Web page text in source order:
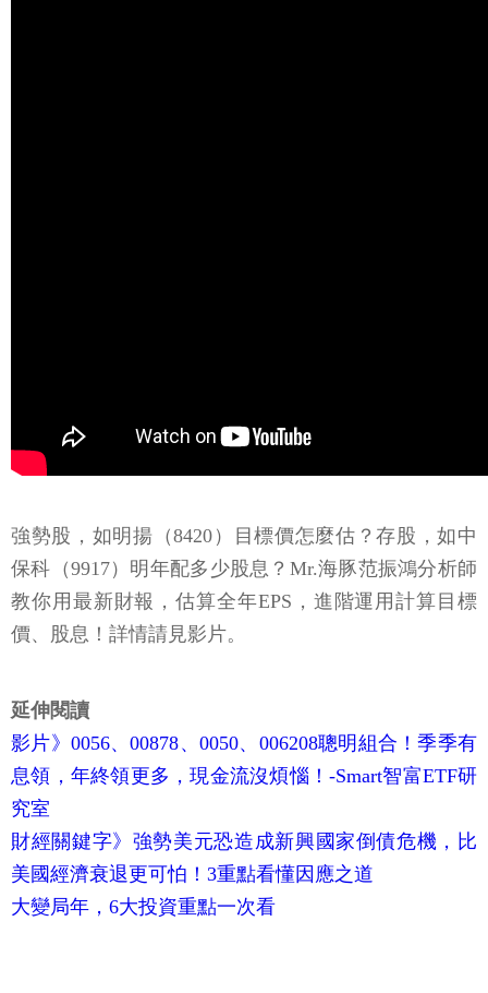
強勢股，如明揚（8420）目標價怎麼估？存股，如中
保科（9917）明年配多少股息？Mr.海豚范振鴻分析師
教你用最新財報，估算全年EPS，進階運用計算目標
價、股息！詳情請見影片。
延伸閱讀
影片》0056、00878、0050、006208聰明組合！季季有
息領，年終領更多，現金流沒煩惱！-Smart智富ETF研
究室
財經關鍵字》強勢美元恐造成新興國家倒債危機，比
美國經濟衰退更可怕！3重點看懂因應之道
大變局年，6大投資重點一次看